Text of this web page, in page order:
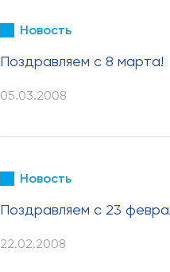
Новость
Поздравляем c 8 марта!
05.03.2008
Новость
Поздравляем с 23
22.02.2008